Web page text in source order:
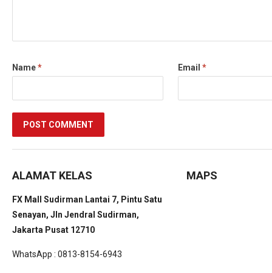
Name* Email *
ALAMAT KELAS
FX Mall Sudirman Lantai 7, Pintu Satu
Senayan, Jln Jendral Sudirman,
Jakarta Pusat 12710
WhatsApp : 0813-8154-6943
MAPS